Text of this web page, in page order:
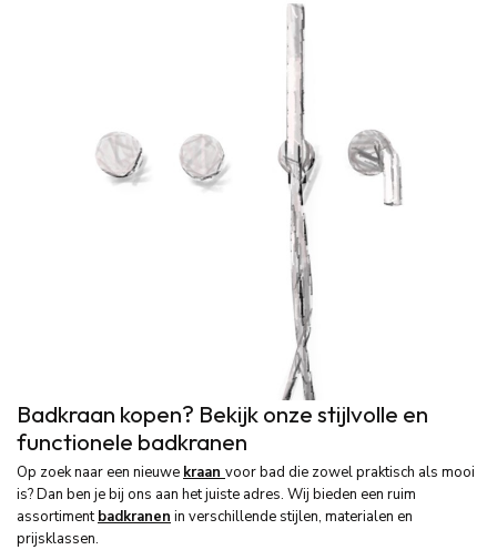
Badkraan kopen? Bekijk onze stijlvolle en
functionele badkranen
Op zoek naar een nieuwe kraan voor bad die zowel praktisch als mooi
is? Dan ben je bij ons aan het juiste adres. Wij bieden een ruim
assortimentbadkranen in verschillende stijlen, materialen en
prijsklassen.